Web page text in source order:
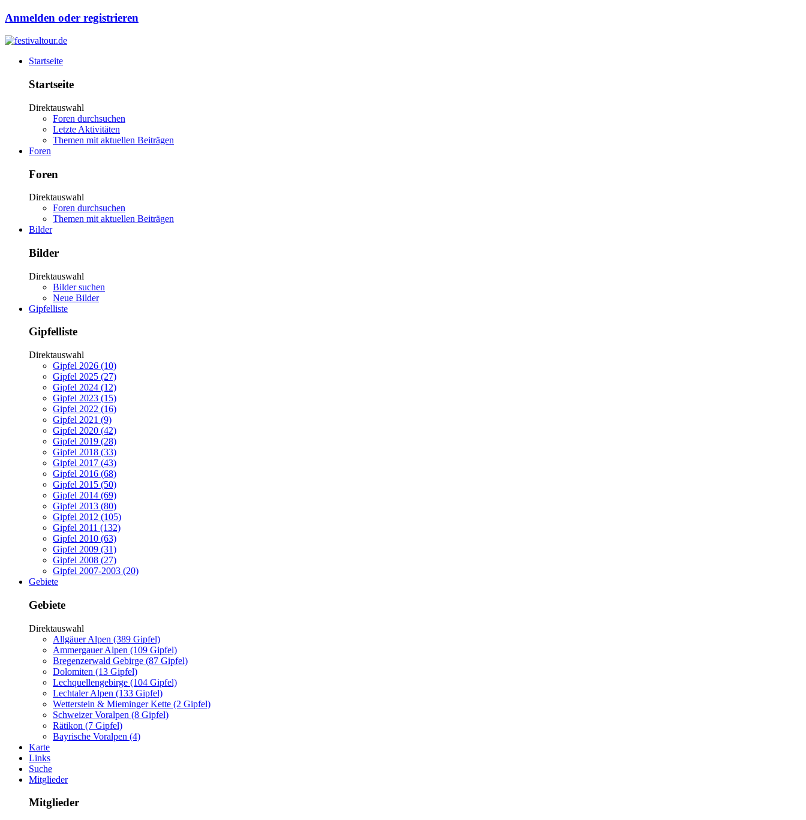
Anmelden oder registrieren
Startseite
Startseite
Direktauswahl
Foren durchsuchen
Letzte Aktivitäten
Themen mit aktuellen Beiträgen
Foren
Foren
Direktauswahl
Foren durchsuchen
Themen mit aktuellen Beiträgen
Bilder
Bilder
Direktauswahl
Bilder suchen
Neue Bilder
Gipfelliste
Gipfelliste
Direktauswahl
Gipfel 2026 (10)
Gipfel 2025 (27)
Gipfel 2024 (12)
Gipfel 2023 (15)
Gipfel 2022 (16)
Gipfel 2021 (9)
Gipfel 2020 (42)
Gipfel 2019 (28)
Gipfel 2018 (33)
Gipfel 2017 (43)
Gipfel 2016 (68)
Gipfel 2015 (50)
Gipfel 2014 (69)
Gipfel 2013 (80)
Gipfel 2012 (105)
Gipfel 2011 (132)
Gipfel 2010 (63)
Gipfel 2009 (31)
Gipfel 2008 (27)
Gipfel 2007-2003 (20)
Gebiete
Gebiete
Direktauswahl
Allgäuer Alpen (389 Gipfel)
Ammergauer Alpen (109 Gipfel)
Bregenzerwald Gebirge (87 Gipfel)
Dolomiten (13 Gipfel)
Lechquellengebirge (104 Gipfel)
Lechtaler Alpen (133 Gipfel)
Wetterstein & Mieminger Kette (2 Gipfel)
Schweizer Voralpen (8 Gipfel)
Rätikon (7 Gipfel)
Bayrische Voralpen (4)
Karte
Links
Suche
Mitglieder
Mitglieder